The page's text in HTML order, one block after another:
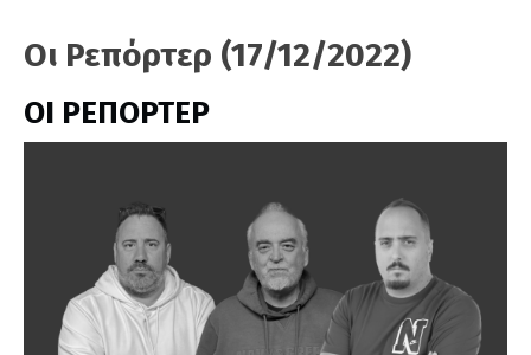
Οι Ρεπόρτερ (17/12/2022)
ΟΙ ΡΕΠΟΡΤΕΡ